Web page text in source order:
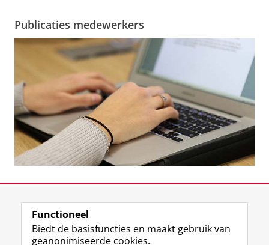
Publicaties medewerkers
Functioneel
Biedt de basisfuncties en maakt gebruik van
geanonimiseerde cookies.